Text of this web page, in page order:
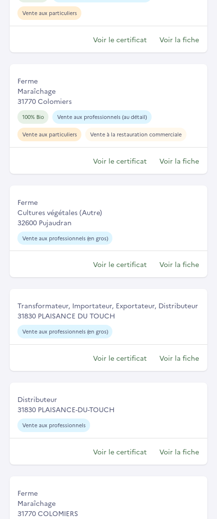
Vente aux particuliers
Voir le certificat Voir la fiche
Ferme
Maraîchage
31770 Colomiers
100% Bio Vente aux professionnels (au détail)
Vente aux particuliers Vente à la restauration commerciale
Voir le certificat Voir la fiche
Ferme
Cultures végétales (Autre)
32600 Pujaudran
Vente aux professionnels (en gros)
Voir le certificat Voir la fiche
Transformateur, Importateur, Exportateur, Distributeur
31830 PLAISANCE DU TOUCH
Vente aux professionnels (en gros)
Voir le certificat Voir la fiche
Distributeur
31830 PLAISANCE-DU-TOUCH
Vente aux professionnels
Voir le certificat Voir la fiche
Ferme
Maraîchage
31770 COLOMIERS